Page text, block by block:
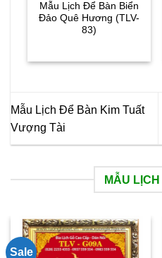
Mẫu Lịch Để Bàn Biển
Đảo Quê Hương (TLV-
83)
Mẫu Lịch Để Bàn Kim Tuất
Vượng Tài
MẪU
Sale